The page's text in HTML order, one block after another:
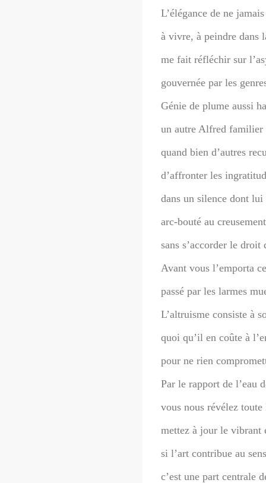
L’élégance de ne
à vivre, à peindre dans
me fait réfléchir sur
gouvernée par les
Génie de plume aussi
un autre Alfred familier
quand bien d’autres
d’affronter les
dans un silence dont lui
arc-bouté au
sans s’accorder le droit
Avant vous l’emporta
passé par les larmes
L’altruisme consiste à
quoi qu’il en coûte à
pour ne rien
Par le rapport de l’eau
vous nous révélez toute
mettez à jour le vibrant
si l’art contribue au
c’est une part centrale